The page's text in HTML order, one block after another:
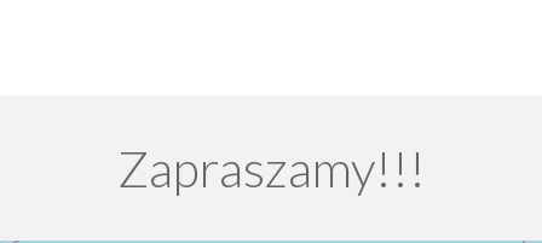
Zapraszamy!!!